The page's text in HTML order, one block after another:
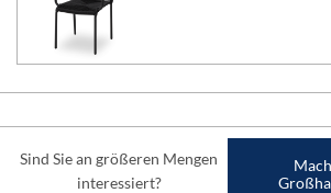
Sind Sie an größeren Mengen
interessiert?